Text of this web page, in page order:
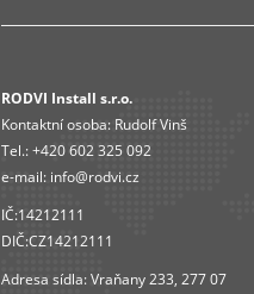
RODVI Install s.r.o.
Kontaktní osoba:Rudolf Vinš
Tel.:+420 602 325 092
e-mail: info@rodvi.cz
IČ:14212111
DIČ:CZ14212111
Adresa sídla: Vraňany 233, 277 07